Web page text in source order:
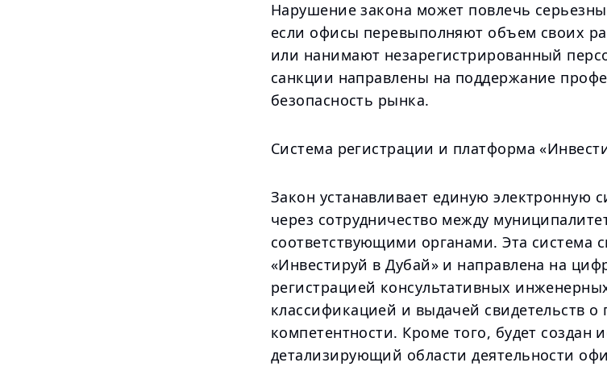
Нарушение закона может повлечь
если офисы перевыполняют объем своих
или нанимают незарегистрированный
санкции направлены на поддержание
безопасность рынка.
Система регистрации и платформа
Закон устанавливает единую электронную
через сотрудничество между
соответствующими органами. Эта система
«Инвестируй в Дубай» и направлена на
регистрацией консультативных
классификацией и выдачей свидетельств о
компетентности. Кроме того, будет
детализирующий области деятельности